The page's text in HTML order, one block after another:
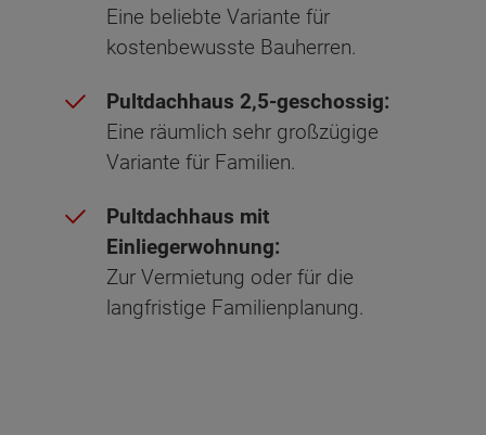
Eine beliebte Variante für
kostenbewusste Bauherren.
Pultdachhaus 2,5-geschossig:
Eine räumlich sehr großzügige
Variante für Familien.
Pultdachhaus mit
Einliegerwohnung:
Zur Vermietung oder für die
langfristige Familienplanung.